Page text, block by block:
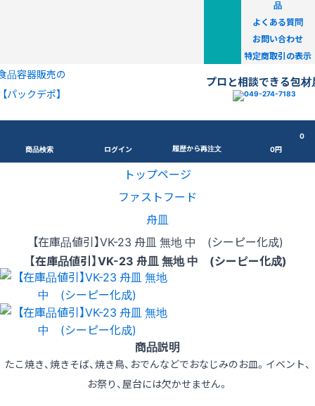
品
よくある質問
お問い合わせ
特定商取引の表示
品容器販売の
【パックデポ】
プロと相談できる包材
商品検索 ログイン 履歴から再注文
0
0円
トップページ
ファストフード
舟皿
【在庫品値引】VK-23 舟皿 無地 中 (シーピー化成)
【在庫品値引】VK-23 舟皿 無地 中 (シーピー化成)
商品説明
たこ焼き、焼きそば、焼き鳥、おでんなどでおなじみのお皿。イベント、
お祭り、屋台には欠かせません。